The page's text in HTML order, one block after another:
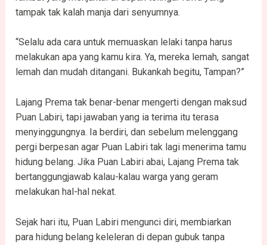
tampak tak kalah manja dari senyumnya.
“Selalu ada cara untuk memuaskan lelaki tanpa harus
melakukan apa yang kamu kira. Ya, mereka lemah, sangat
lemah dan mudah ditangani. Bukankah begitu, Tampan?”
Lajang Prema tak benar-benar mengerti dengan maksud
Puan Labiri, tapi jawaban yang ia terima itu terasa
menyinggungnya. Ia berdiri, dan sebelum melenggang
pergi berpesan agar Puan Labiri tak lagi menerima tamu
hidung belang. Jika Puan Labiri abai, Lajang Prema tak
bertanggungjawab kalau-kalau warga yang geram
melakukan hal-hal nekat.
Sejak hari itu, Puan Labiri mengunci diri, membiarkan
para hidung belang keleleran di depan gubuk tanpa